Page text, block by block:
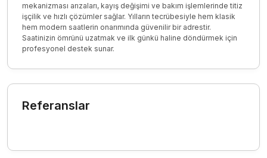
mekanizması arızaları, kayış değişimi ve bakım işlemlerinde titiz
işçilik ve hızlı çözümler sağlar. Yılların tecrübesiyle hem klasik
hem modern saatlerin onarımında güvenilir bir adrestir.
Saatinizin ömrünü uzatmak ve ilk günkü haline döndürmek için
profesyonel destek sunar.
Referanslar